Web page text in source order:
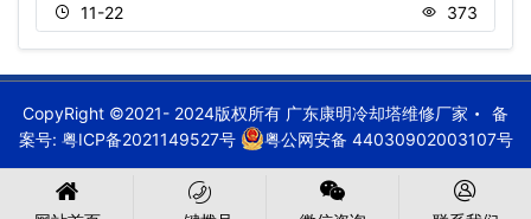
11-22 373
CopyRight ©2021- 2024版权所有 广东康明冷却塔维修厂家
备
案号: 粤ICP备2021149527号 粤公网安备 44030902003107号